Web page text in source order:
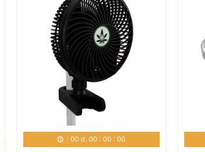
00d. 00: 00: 00